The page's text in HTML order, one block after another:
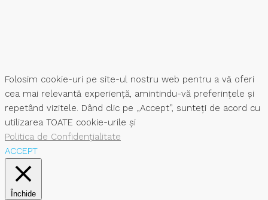
Folosim cookie-uri pe site-ul nostru web pentru a vă oferi
cea mai relevantă experiență, amintindu-vă preferințele și
repetând vizitele. Dând clic pe „Accept”, sunteți de acord cu
utilizarea TOATE cookie-urile și
Politica de Confidențialitate
ACCEPT
Închide